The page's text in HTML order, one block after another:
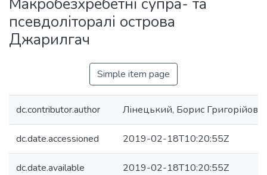
Statistics
псевдоліторалі острова
Джарилгач
Simple item page
dc.contributor.author Лінецький, Борис
dc.date.accessioned 2019-02-18T10:20:55Z
dc.date.available 2019-02-18T10:20:55Z